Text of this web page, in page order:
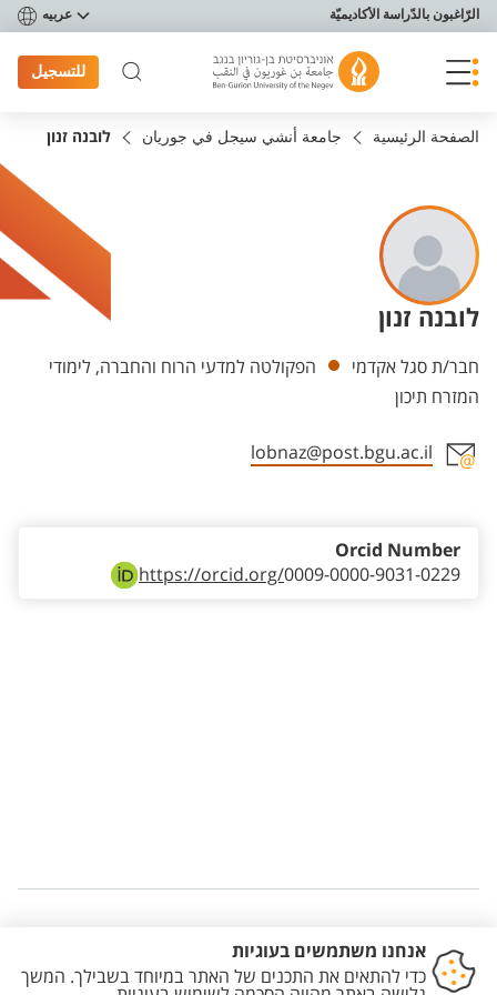
תפריט נגישות
الرّاغبون بالدّراسة الأكاديميّة عربيه
للتسجيل
الصفحة الرئيسية جامعة أنشي سيجل في جوريان לובנה זנון
לובנה זנון
Departments
חבר/ת סגל אקדמי
הפקולטה למדעי הרוח והחברה, לימודי
המזרח תיכון
lobnaz@post.bgu.ac.il
https://orcid.org/0009-0000-9031-0229
Orcid Number